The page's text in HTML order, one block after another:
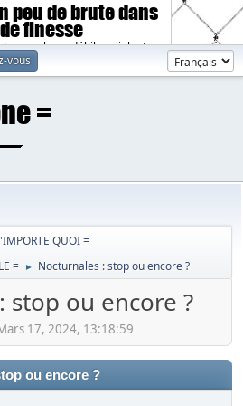
peu de brute dans
finesse
sombres, débiles, violents.
vous
QUOI =
= ► Nocturnales : stop ou encore ?
stop ou encore ?
17, 2024, 13:18:59
ou encore ?